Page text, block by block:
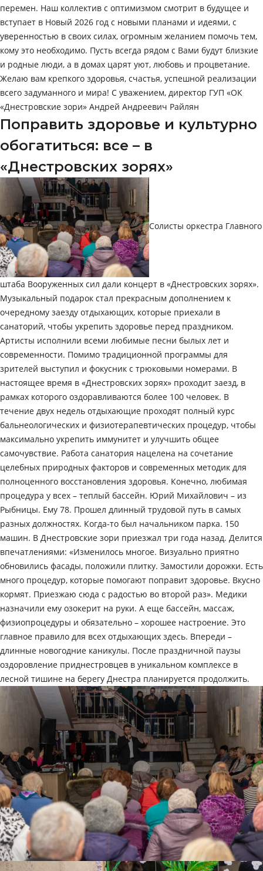
перемен. Наш коллектив с оптимизмом смотрит в будущее и
вступает в Новый 2026 год с новыми планами и идеями, с
уверенностью в своих силах, огромным желанием помочь тем,
кому это необходимо. Пусть всегда рядом с Вами будут близкие
и родные люди, а в домах царят уют, любовь и процветание.
Желаю вам крепкого здоровья, счастья, успешной реализации
всего задуманного и мира! С уважением, директор ГУП «ОК
«Днестровские зори» Андрей Андреевич Райлян
Поправить здоровье и культурно
обогатиться: все – в
«Днестровских зорях»
Солисты оркестра Главного
штаба Вооруженных сил дали концерт в «Днестровских зорях».
Музыкальный подарок стал прекрасным дополнением к
очередному заезду отдыхающих, которые приехали в
санаторий, чтобы укрепить здоровье перед праздником.
Артисты исполнили всеми любимые песни былых лет и
современности. Помимо традиционной программы для
зрителей выступил и фокусник с трюковыми номерами. В
настоящее время в «Днестровских зорях» проходит заезд, в
рамках которого оздоравливаются более 100 человек. В
течение двух недель отдыхающие проходят полный курс
бальнеологических и физиотерапевтических процедур, чтобы
максимально укрепить иммунитет и улучшить общее
самочувствие. Работа санатория нацелена на сочетание
целебных природных факторов и современных методик для
полноценного восстановления здоровья. Конечно, любимая
процедура у всех – теплый бассейн. Юрий Михайлович – из
Рыбницы. Ему 78. Прошел длинный трудовой путь в самых
разных должностях. Когда-то был начальником парка. 150
машин. В Днестровские зори приезжал три года назад. Делится
впечатлениями: «Изменилось многое. Визуально приятно
обновились фасады, положили плитку. Замостили дорожки. Есть
много процедур, которые помогают поправит здоровье. Вкусно
кормят. Приезжаю сюда с радостью во второй раз». Медики
назначили ему озокерит на руки. А еще бассейн, массаж,
физиопроцедуры и обязательно – хорошее настроение. Это
главное правило для всех отдыхающих здесь. Впереди –
длинные новогодние каникулы. После праздничной паузы
оздоровление приднестровцев в уникальном комплексе в
лесной тишине на берегу Днестра планируется продолжить.